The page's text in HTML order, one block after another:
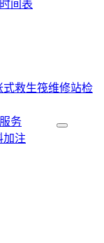
间表
救生筏维修站检
务
加注